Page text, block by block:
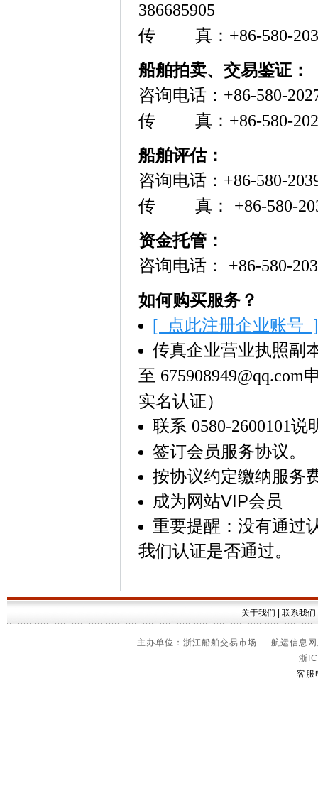
386685905
传 真： +86-580-
船舶拍卖、交易鉴证：
咨询电话： +86-580-
传 真： +86-580-
船舶评估：
咨询电话： +86-580-
传 真： +86-580-
资金托管：
咨询电话： +86-580-
如何购买服务？
[ 点此注册企业账号 ]
传真企业营业执照副
至 675908949@qq.com
实名认证）
联系 0580-2600101说
签订会员服务协议。
按协议约定缴纳服务
成为网站VIP会员
重要提醒：没有通过
我们认证是否通过。
关于我们 联系我们
主办单位：浙江船舶交易市场 航运信息
浙
客服